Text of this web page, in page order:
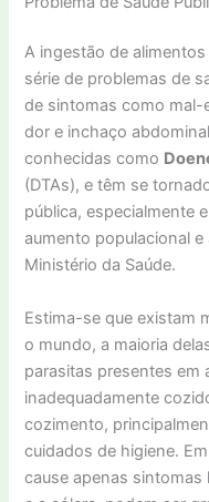
A ingestão de
série de problemas de
de sintomas como mal-
dor e inchaço
conhecidas como
(DTAs), e têm se
pública, especialmente
aumento populacional
Ministério da Saúde.
Estima-se que existam
o mundo, a maioria
parasitas presentes em
inadequadamente
cozimento,
cuidados de higiene.
cause apenas